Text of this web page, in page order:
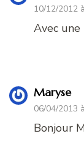
10/12/2012
Avec une
Maryse
06/04/2013
Bonjour